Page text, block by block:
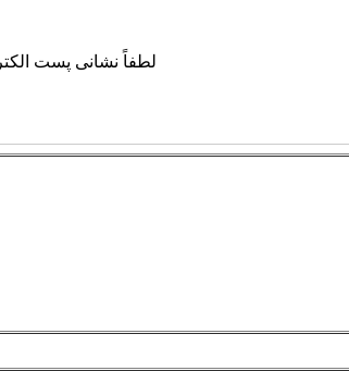
لطفاً نشانی پست